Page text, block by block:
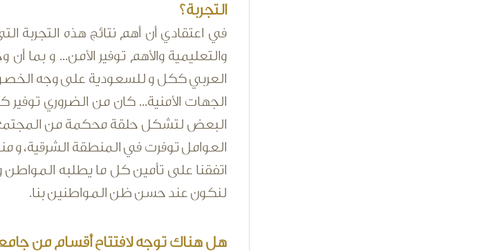
التجربة؟
في اعتقادي أن أهم نتائج هذه التجربة
والتعليمية والأهم توفير الأمن... و
العربي ككل و للسعودية على وجه
الجهات الأمنية... كان من الضروري توفير
البعض لتشكل حلقة محكمة من
العوامل توفرت في المنطقة الشرقية، و
اتفقنا على تأمين كل ما يطلبه المواطن
لنكون عند حسن ظن المواطنين بنا.
هل هناك توجه لافتتاح أقسام من